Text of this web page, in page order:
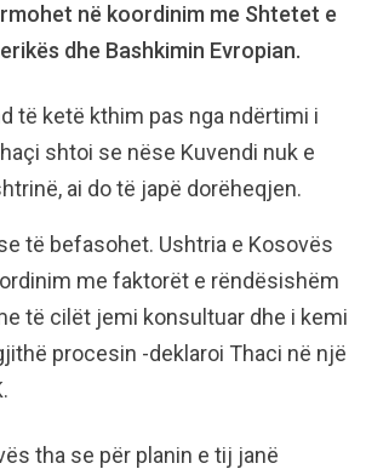
në koordinim me Shtetet e
dhe Bashkimin Evropian.
të ketë kthim pas nga ndërtimi i
shtoi se nëse Kuvendi nuk e
ai do të japë dorëheqjen.
të befasohet. Ushtria e Kosovës
me faktorët e rëndësishëm
të cilët jemi konsultuar dhe i kemi
procesin -deklaroi Thaci në një
tha se për planin e tij janë